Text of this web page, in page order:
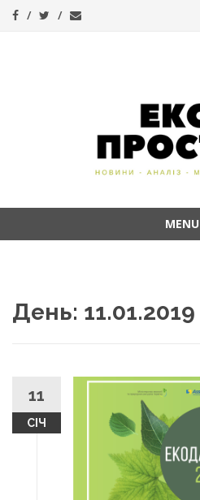
MENU
День: 11.01.2019
11
СІЧ